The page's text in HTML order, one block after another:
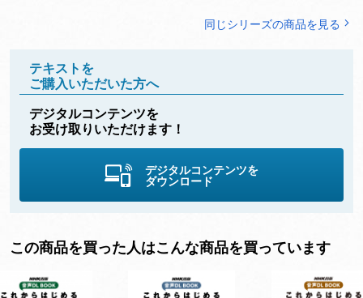
同じシリーズの商品を見る
テキストを
ご購入いただいた方へ
デジタルコンテンツを
お受け取りいただけます！
デジタルコンテンツを
ダウンロード
この商品を買った人はこんな商品を買っています